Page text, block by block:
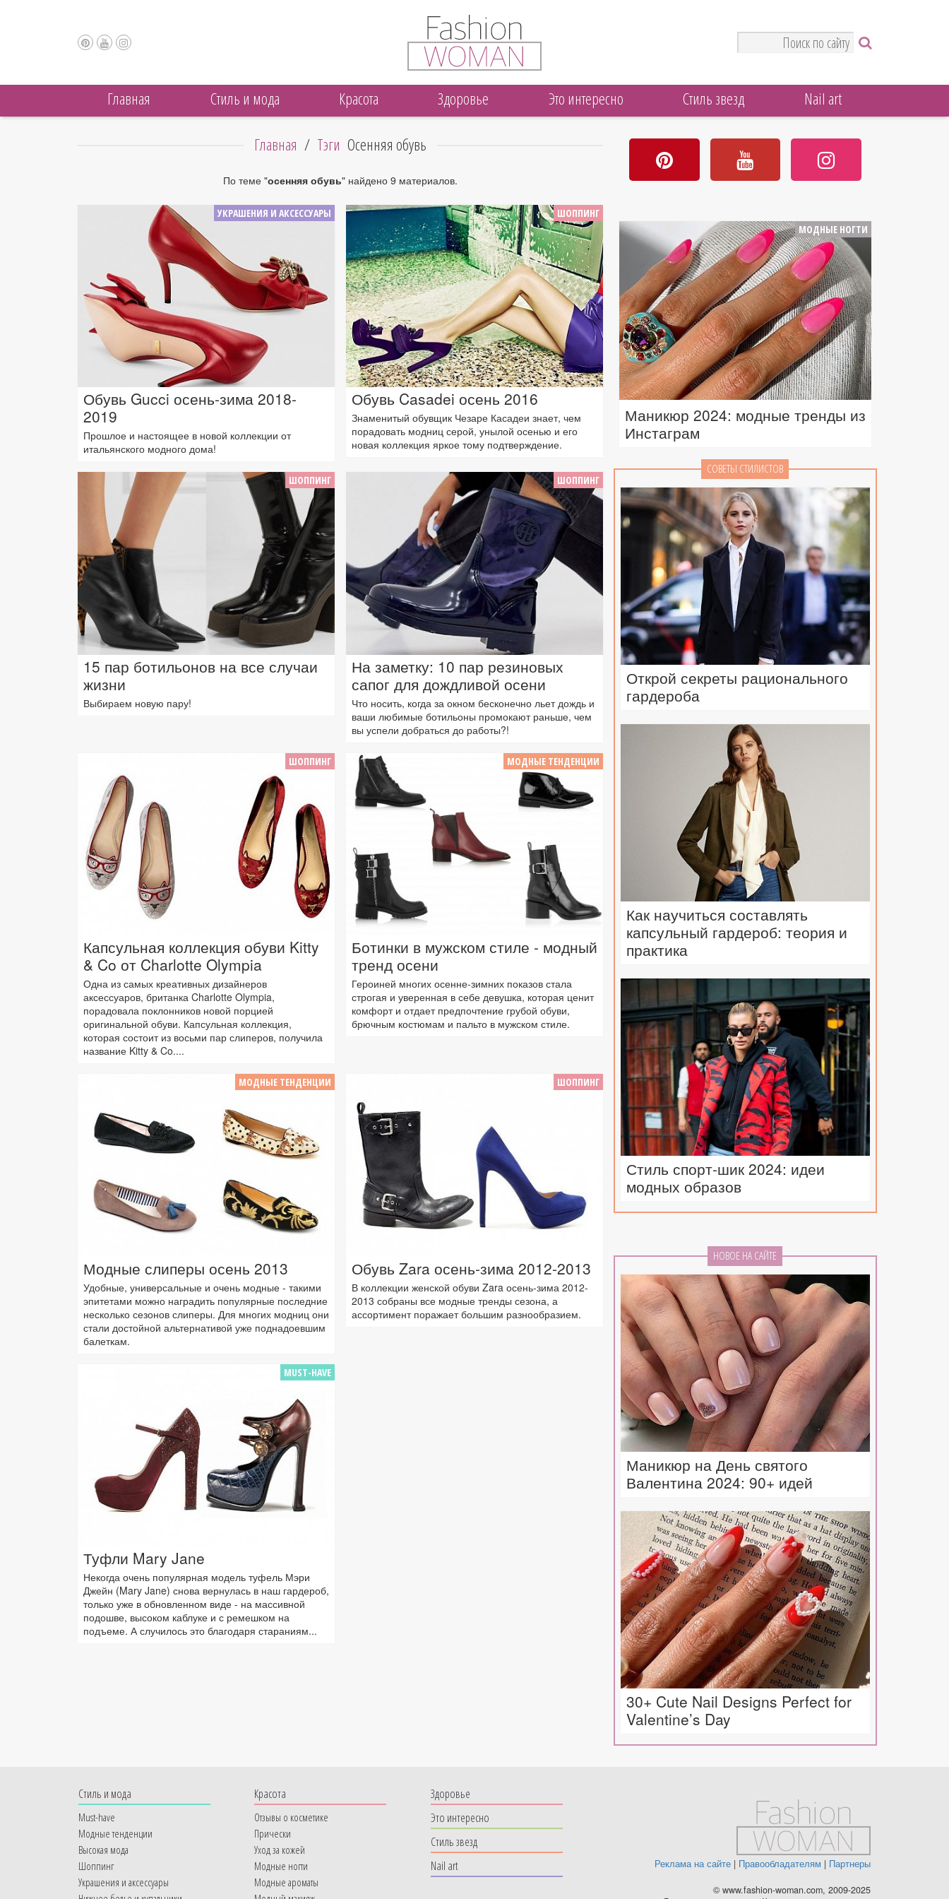
Главная Cтиль и мода Красота Здоровье Это интересно Стиль звезд Nail art
Главная / Тэги Осенняя обувь
По теме "осенняя обувь" найдено 9 материалов.
УКРАШЕНИЯ И АКСЕССУАРЫ
Обувь Gucci осень-зима 2018-
2019
Прошлое и настоящее в новой коллекции от
итальянского модного дома!
ШОППИНГ
Обувь Casadei осень 2016
Знаменитый обувщик Чезаре Касадеи знает, чем
порадовать модниц серой, унылой осенью и его
новая коллекция яркое тому подтверждение.
ШОППИНГ
15 пар ботильонов на все случаи
жизни
Выбираем новую пару!
ШОППИНГ
На заметку: 10 пар резиновых
сапог для дождливой осени
Что носить, когда за окном бесконечно льет дождь и
ваши любимые ботильоны промокают раньше, чем
вы успели добраться до работы?!
ШОППИНГ
Капсульная коллекция обуви Kitty
& Co от Charlotte Olympia
Одна из самых креативных дизайнеров
аксессуаров, британка Charlotte Olympia,
порадовала поклонников новой порцией
оригинальной обуви. Капсульная коллекция,
которая состоит из восьми пар слиперов, получила
название Kitty & Co....
МОДНЫЕ ТЕНДЕНЦИИ
Ботинки в мужском стиле - модный
тренд осени
Героиней многих осенне-зимних показов стала
строгая и уверенная в себе девушка, которая ценит
комфорт и отдает предпочтение грубой обуви,
брючным костюмам и пальто в мужском стиле.
МОДНЫЕ ТЕНДЕНЦИИ
Модные слиперы осень 2013
Удобные, универсальные и очень модные - такими
эпитетами можно наградить популярные последние
несколько сезонов слиперы. Для многих модниц они
стали достойной альтернативой уже поднадоевшим
балеткам.
ШОППИНГ
Обувь Zara осень-зима 2012-2013
В коллекции женской обуви Zara осень-зима 2012-
2013 собраны все модные тренды сезона, а
ассортимент поражает большим разнообразием.
MUST-HAVE
Туфли Mary Jane
Некогда очень популярная модель туфель Мэри
Джейн (Mary Jane) снова вернулась в наш гардероб,
только уже в обновленном виде - на массивной
подошве, высоком каблуке и с ремешком на
подъеме. А случилось это благодаря стараниям...
МОДНЫЕ НОГТИ
Маникюр 2024: модные тренды из
Инстаграм
СОВЕТЫ СТИЛИСТОВ
Открой секреты рационального
гардероба
Как научиться составлять
капсульный гардероб: теория и
практика
Стиль спорт-шик 2024: идеи
модных образов
НОВОЕ НА САЙТЕ
Маникюр на День святого
Валентина 2024: 90+ идей
30+ Cute Nail Designs Perfect for
Valentine’s Day
Cтиль и мода
Must-have
Модные тенденции
Высокая мода
Шоппинг
Украшения и аксессуары
Красота
Отзывы о косметике
Прически
Уход за кожей
Модные ногти
Модные ароматы
Здоровье
Это интересно
Стиль звезд
Nail art
Реклама на сайте| Правообладателям | Партнеры
© www.fashion-woman.com, 2009-2025